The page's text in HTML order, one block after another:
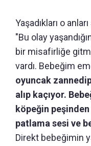
Yaşadıkları o
"Bu olay
bir misafirliğe
vardı. Bebeğim
oyuncak
alıp kaçıyor.
köpeğin
patlama sesi ve
Direkt bebeğimin